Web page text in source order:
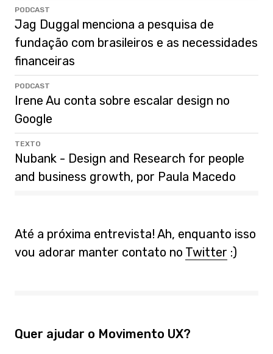
Jag Duggal menciona a pesquisa de
fundação com brasileiros e as necessidades
financeiras
PODCAST
Irene Au conta sobre escalar design no
Google
PODCAST
Nubank - Design and Research for people
and business growth, por Paula Macedo
TEXTO
Até a próxima entrevista! Ah, enquanto isso
vou adorar manter contato no Twitter :)
Quer ajudar o Movimento UX?